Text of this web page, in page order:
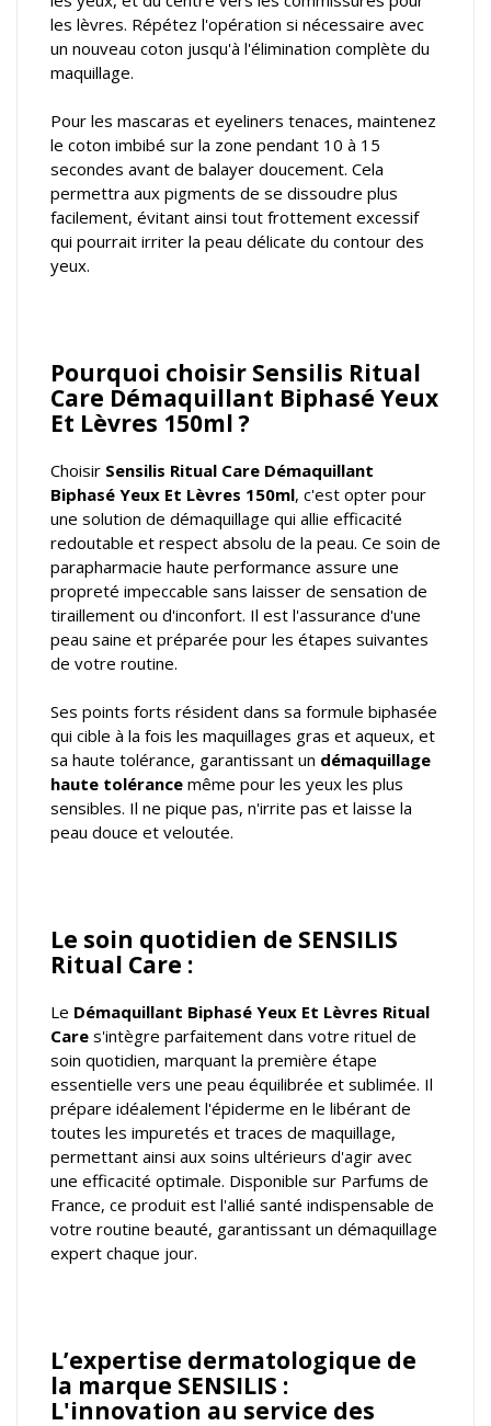
les lèvres. Répétez l'opération si nécessaire avec
un nouveau coton jusqu'à l'élimination complète du
maquillage.
Pour les mascaras et eyeliners tenaces, maintenez
le coton imbibé sur la zone pendant 10 à 15
secondes avant de balayer doucement. Cela
permettra aux pigments de se dissoudre plus
facilement, évitant ainsi tout frottement excessif
qui pourrait irriter la peau délicate du contour des
yeux.
Pourquoi choisir Sensilis Ritual
Care Démaquillant Biphasé Yeux
Et Lèvres 150ml ?
Choisir Sensilis Ritual Care Démaquillant
Biphasé Yeux Et Lèvres 150ml, c'est opter pour
une solution de démaquillage qui allie efficacité
redoutable et respect absolu de la peau. Ce soin de
parapharmacie haute performance assure une
propreté impeccable sans laisser de sensation de
tiraillement ou d'inconfort. Il est l'assurance d'une
peau saine et préparée pour les étapes suivantes
de votre routine.
Ses points forts résident dans sa formule biphasée
qui cible à la fois les maquillages gras et aqueux, et
sa haute tolérance, garantissant un démaquillage
haute tolérance même pour les yeux les plus
sensibles. Il ne pique pas, n'irrite pas et laisse la
peau douce et veloutée.
Le soin quotidien de SENSILIS
Ritual Care :
Le Démaquillant Biphasé Yeux Et Lèvres Ritual
Care s'intègre parfaitement dans votre rituel de
soin quotidien, marquant la première étape
essentielle vers une peau équilibrée et sublimée. Il
prépare idéalement l'épiderme en le libérant de
toutes les impuretés et traces de maquillage,
permettant ainsi aux soins ultérieurs d'agir avec
une efficacité optimale. Disponible sur Parfums de
France, ce produit est l'allié santé indispensable de
votre routine beauté, garantissant un démaquillage
expert chaque jour.
L’expertise dermatologique de
la marque SENSILIS :
L'innovation au service des